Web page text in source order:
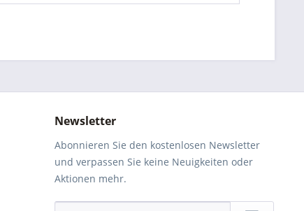
Newsletter
Abonnieren Sie den kostenlosen Newsletter
und verpassen Sie keine Neuigkeiten oder
Aktionen mehr.